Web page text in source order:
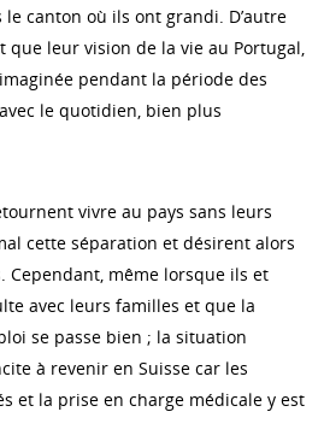
canton où ils ont grandi. D’autre
que leur vision de la vie au Portugal,
pendant la période des
le quotidien, bien plus
vivre au pays sans leurs
cette séparation et désirent alors
Cependant, même lorsque ils et
avec leurs familles et que la
se passe bien ; la situation
à revenir en Suisse car les
et la prise en charge médicale y est